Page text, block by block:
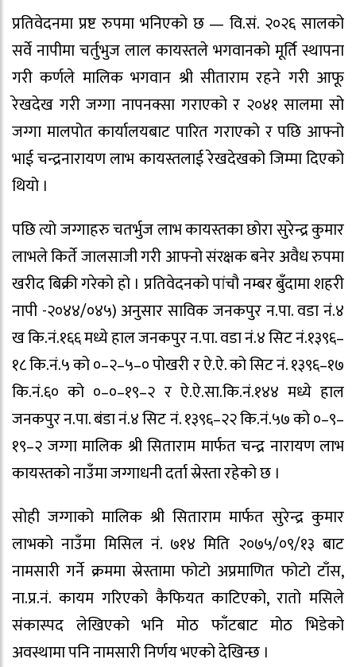
प्रतिवेदनमा प्रष्ट रुपमा भनिएको छ — वि.सं. २०२६ सालको
सर्वे नापीमा चर्तुभुज लाल कायस्तले भगवानको मूर्ति स्थापना
गरी कर्णले मालिक भगवान श्री सीताराम रहने गरी आफू
रेखदेख गरी जग्गा नापनक्सा गराएको र २०४१ सालमा सो
जग्गा मालपोत कार्यालयबाट पारित गराएको र पछि आफ्नो
भाई चन्द्रनारायण लाभ कायस्तलाई रेखदेखको जिम्मा दिएको
थियो ।
पछि त्यो जग्गाहरु चतर्भुज लाभ कायस्तका छोरा सुरेन्द्र कुमार
लाभले किर्ते जालसाजी गरी आफ्नो संरक्षक बनेर अवैध रुपमा
खरीद बिक्री गरेको हो । प्रतिवेदनको पांचौ नम्बर बुँदामा शहरी
नापी -२०४४/०४५) अनुसार साविक जनकपुर न.पा. वडा नं.४
ख कि.नं.१६६ मध्ये हाल जनकपुर न.पा. वडा नं.४ सिट नं.१३९६–
१८ कि.नं.५ को ०–२–५–० पोखरी र ऐ.ऐ. को सिट नं. १३९६–१७
कि.नं.६० को ०–०–१९–२ र ऐ.ऐ.सा.कि.नं.१४४ मध्ये हाल
जनकपुर न.पा. बंडा नं.४ सिट नं. १३९६–२२ कि.नं.५७ को ०–९–
१९–२ जग्गा मालिक श्री सिताराम मार्फत चन्द्र नारायण लाभ
कायस्तको नाउँमा जग्गाधनी दर्ता स्रेस्ता रहेको छ ।
सोही जग्गाको मालिक श्री सिताराम मार्फत सुरेन्द्र कुमार
लाभको नाउँमा मिसिल नं. ७१४ मिति २०७५/०९/१३ बाट
नामसारी गर्ने क्रममा स्रेस्तामा फोटो अप्रमाणित फोटो टाँस,
ना.प्र.नं. कायम गरिएको कैफियत काटिएको, रातो मसिले
संकास्पद लेखिएको भनि मोठ फाँटबाट मोठ भिडेको
अवस्थामा पनि नामसारी निर्णय भएको देखिन्छ ।